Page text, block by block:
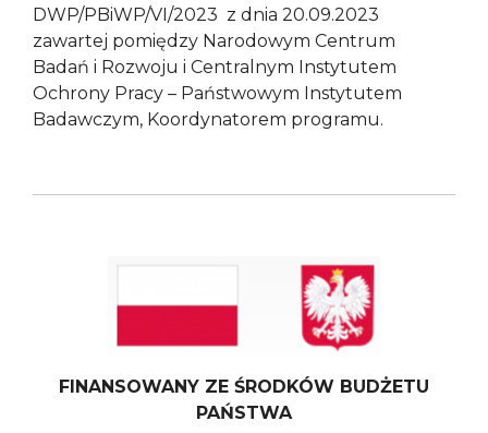
DWP/PBiWP/VI/2023 z dnia 20.09.2023
zawartej pomiędzy Narodowym Centrum
Badań i Rozwoju i Centralnym Instytutem
Ochrony Pracy – Państwowym Instytutem
Badawczym, Koordynatorem programu.
FINANSOWANY ZE ŚRODKÓW BUDŻETU
PAŃSTWA